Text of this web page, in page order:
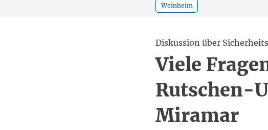
Weinheim
Diskussion über
Viele
Rutschen-
Miramar